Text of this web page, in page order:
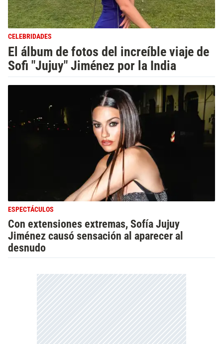
CELEBRIDADES
El álbum de fotos del increíble viaje de
Sofi "Jujuy" Jiménez por la India
ESPECTÁCULOS
Con extensiones extremas, Sofía Jujuy
Jiménez causó sensación al aparecer al
desnudo